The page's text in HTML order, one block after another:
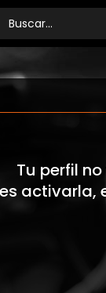
Tu perfil
activarla,